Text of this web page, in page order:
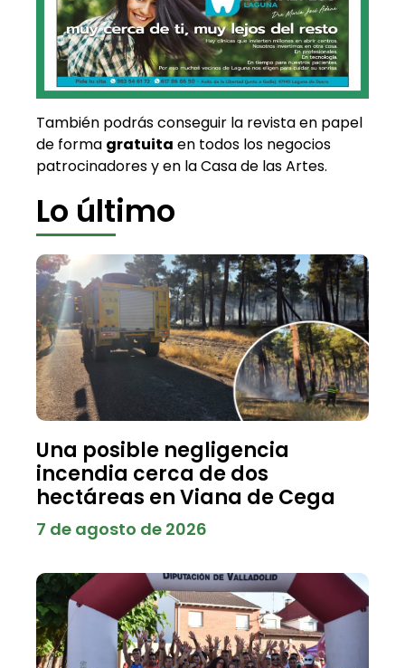
También podrás conseguir la revista en papel
de forma gratuita en todos los negocios
patrocinadores y en la Casa de las Artes.
Lo último
Una posible negligencia
incendia cerca de dos
hectáreas en Viana de Cega
7 de agosto de 2026